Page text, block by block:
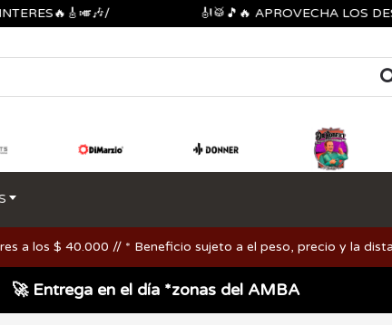
🎻🥁🎵🔥 APROVECHA LOS
a los $ 40.000 // * Beneficio sujeto a el peso, precio y la
🚀 Entrega en el día *zonas del AMBA